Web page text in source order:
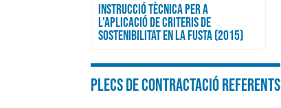
INSTRUCCIÓ TÈCNICA PER A
L'APLICACIÓ DE CRITERIS DE
SOSTENIBILITAT EN LA FUSTA (2015)
Plecs de contractació referents